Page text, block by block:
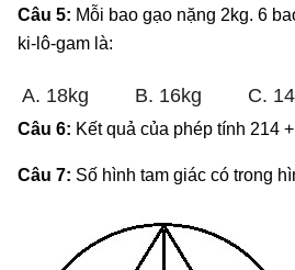
Câu 5: Mỗi bao gạo nặng 2kg. 6
ki-lô-gam là:
A. 18kg B. 16kg C.
Câu 6: Kết quả của phép tính 214
Câu 7: Số hình tam giác có trong